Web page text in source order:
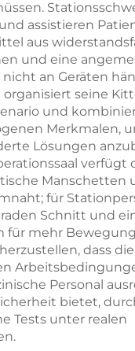
assistieren
aus
und eine
an Geräten
organisiert seine
und
Merkmalen,
Lösungen
verfügt
Manschetten
für
Schnitt und
für mehr
dass
Personal
bietet,
Tests unter realen